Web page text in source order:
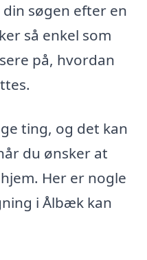
søgen efter en
så enkel som
på, hvordan
ting, og det kan
du ønsker at
Her er nogle
i Ålbæk kan